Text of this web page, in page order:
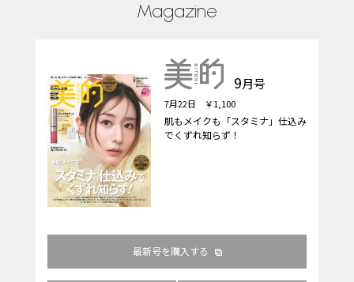
Magazine
9月号
7月22日 ￥1,100
肌もメイクも「スタミナ」仕込み
でくずれ知らず！
最新号を購入する